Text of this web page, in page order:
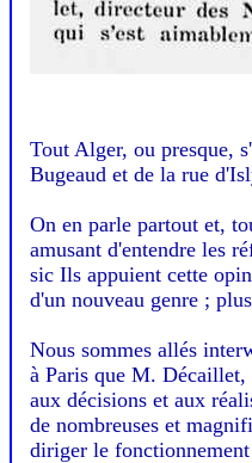
Tout Alger, ou presque,
Bugeaud et de la rue
On en parle partout et,
amusant d'entendre les
sic Ils appuient cette
d'un nouveau genre ;
Nous sommes allés
à Paris que M.
aux décisions et aux
de nombreuses et
diriger le fonctionnement